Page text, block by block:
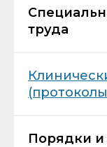
труда
Порядки и